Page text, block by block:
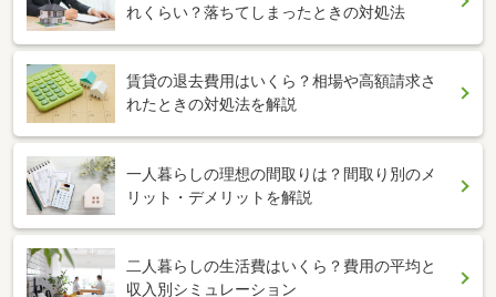
れくらい？落ちてしまったときの対処法
賃貸の退去費用はいくら？相場や高額請求さ
れたときの対処法を解説
一人暮らしの理想の間取りは？間取り別のメ
リット・デメリットを解説
二人暮らしの生活費はいくら？費用の平均と
収入別シミュレーション